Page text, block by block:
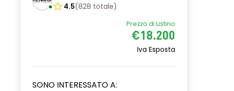
4.5(828 totale)
Prezzo di Listino
€18.200
Iva Esposta
SONO INTERESSATO A: